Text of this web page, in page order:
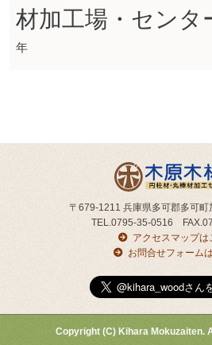
材加工場・センタ
年
〒679-1211 兵庫県多可郡多可町
TEL.0795-35-0516
アクセスマップは
お問合せフォーム
Copyright (C) Kihara Mokuzaiten.